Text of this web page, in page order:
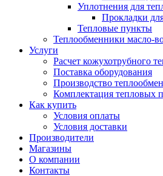
Уплотнения для
Прокладки
Тепловые пункты
Теплообменники масло-
Услуги
Расчет кожухотрубного
Поставка оборудования
Производство
Комплектация тепловых
Как купить
Условия оплаты
Условия доставки
Производители
Магазины
О компании
Контакты